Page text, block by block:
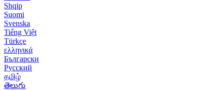
Shqip
Suomi
Svenska
Tiếng Việt
Türkçe
ελληνικά
Български
Русский
தமிழ்
తెలుగు